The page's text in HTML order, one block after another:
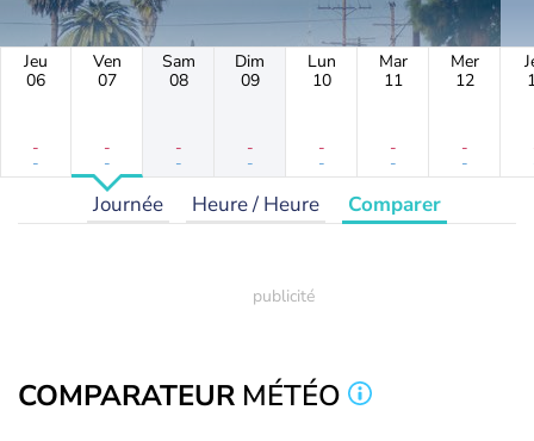
Jeu
06
-
-
Ven
07
-
-
Sam
08
-
-
Dim
09
-
-
Lun
10
-
-
Mar
11
-
-
Mer
12
-
-
Journée Heure / Heure Comparer
COMPARATEUR MÉTÉO